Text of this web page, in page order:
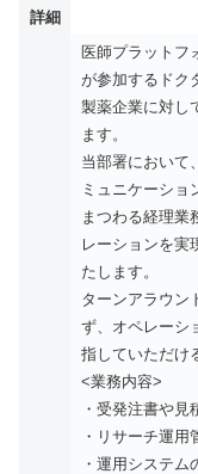
詳細
医師プラットフ
が参加するドク
製薬企業に対し
ます。
当部署において
ミュニケーショ
まつわる経理業
レーションを実
たします。
ターンアラウン
ず、オペレーシ
指していただけ
<業務内容>
・受発注書や見
・リサーチ運用
・運用システ